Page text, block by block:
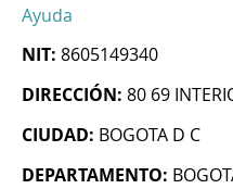
Ayuda
NIT: 8605149340
DIRECCIÓN: 80 69
CIUDAD: BOGOTA D C
DEPARTAMENTO: